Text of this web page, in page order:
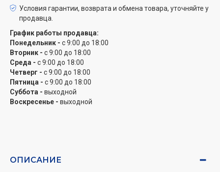
понятен, но и прекрасно реагирует на
прикосновения с первого нажатия даже в том случае,
если ваши руки влажные или прохладные.
Работа в режимах отвода и рециркуляции откроет
широкие возможности установки этой вытяжки в
проект вашей кухни.
Организуйте полноценный вывод воздуха из
помещения или установите угольный фильтр и
3 скоростиработы двигателя позволяют выбрать
Условия гарантии, возврата и обмена товара, уточняйте у
продавца.
График работы продавца:
Понедельник - с 9:00 до 18:00
Вторник - с 9:00 до 18:00
Среда - с 9:00 до 18:00
Четверг - с 9:00 до 18:00
Пятница - с 9:00 до 18:00
Суббота - выходной
Воскресенье - выходной
ОПИСАНИЕ